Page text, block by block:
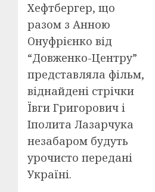
Хефтбергер, що
разом з Анною
Онуфрієнко від
“Довженко-Центру”
представляла фільм,
віднайдені стрічки
Ївги Григорович і
Іполита Лазарчука
незабаром будуть
урочисто передані
Україні.